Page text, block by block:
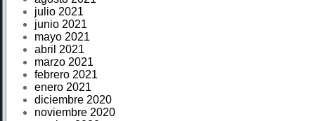
julio 2021
junio 2021
mayo 2021
abril 2021
marzo 2021
febrero 2021
enero 2021
diciembre 2020
noviembre 2020